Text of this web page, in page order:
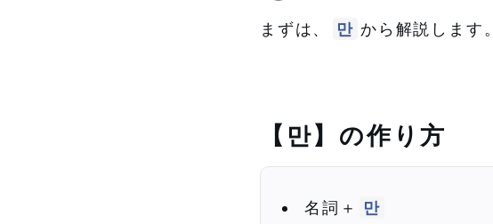
まずは、 만 から解説します。
【만】の作り方
名詞＋ 만